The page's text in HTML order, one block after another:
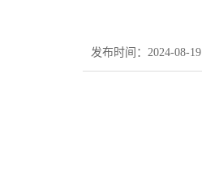
发布时间：2024-08-19